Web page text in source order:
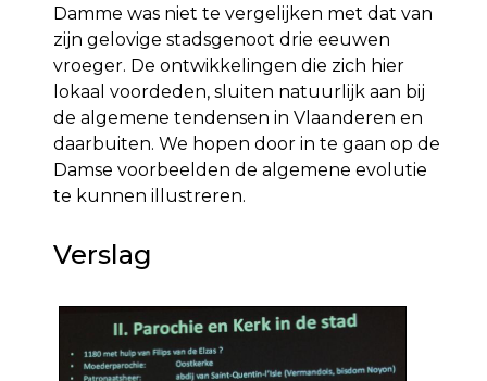
Damme was niet te vergelijken met dat van
zijn gelovige stadsgenoot drie eeuwen
vroeger. De ontwikkelingen die zich hier
lokaal voordeden, sluiten natuurlijk aan bij
de algemene tendensen in Vlaanderen en
daarbuiten. We hopen door in te gaan op de
Damse voorbeelden de algemene evolutie
te kunnen illustreren.
Verslag